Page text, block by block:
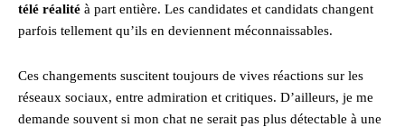
télé réalité à part entière. Les candidates et candidats changent
parfois tellement qu’ils en deviennent méconnaissables.
Ces changements suscitent toujours de vives réactions sur les
réseaux sociaux, entre admiration et critiques. D’ailleurs, je me
demande souvent si mon chat ne serait pas plus détectable à une